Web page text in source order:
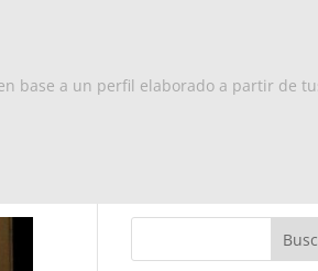
Turismo Contacto
base a un perfil elaborado a partir de